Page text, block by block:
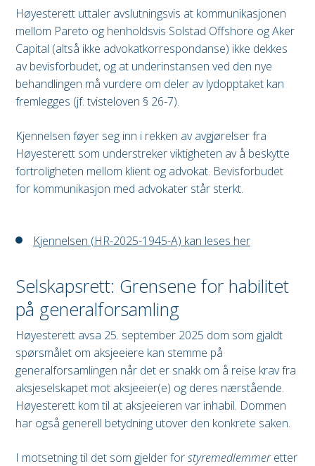
Høyesterett uttaler avslutningsvis at kommunikasjonen
mellom Pareto og henholdsvis Solstad Offshore og Aker
Capital (altså ikke advokatkorrespondanse) ikke dekkes
av bevisforbudet, og at underinstansen ved den nye
behandlingen må vurdere om deler av lydopptaket kan
fremlegges (jf. tvisteloven § 26-7).
Kjennelsen føyer seg inn i rekken av avgjørelser fra
Høyesterett som understreker viktigheten av å beskytte
fortroligheten mellom klient og advokat. Bevisforbudet
for kommunikasjon med advokater står sterkt.
Kjennelsen (HR-2025-1945-A) kan leses her
Selskapsrett: Grensene for habilitet
på generalforsamling
Høyesterett avsa 25. september 2025 dom som gjaldt
spørsmålet om aksjeeiere kan stemme på
generalforsamlingen når det er snakk om å reise krav fra
aksjeselskapet mot aksjeeier(e) og deres nærstående.
Høyesterett kom til at aksjeeieren var inhabil. Dommen
har også generell betydning utover den konkrete saken.
I motsetning til det som gjelder forstyremedlemmeretter